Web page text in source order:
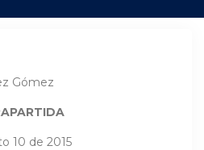
Gómez
10 de 2015